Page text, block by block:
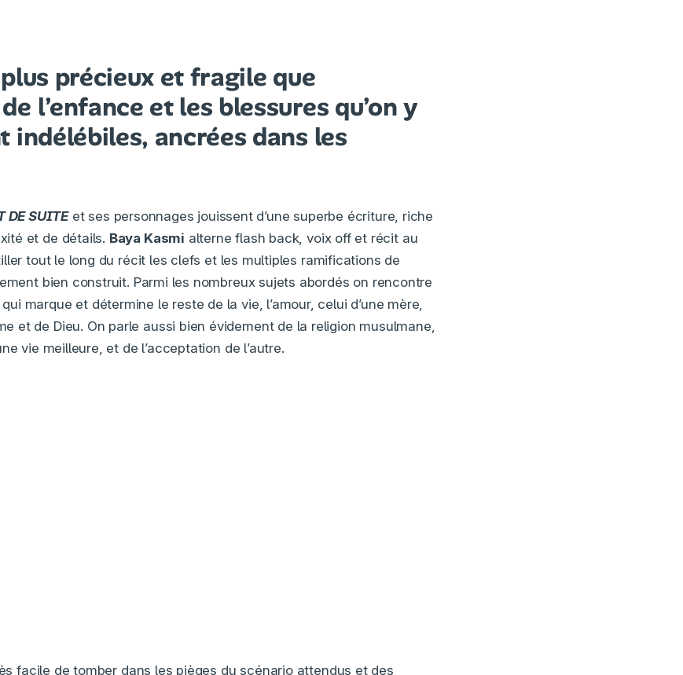
plus précieux et fragile que
l’enfance et les blessures qu’on y
indélébiles, ancrées dans les
DE SUITEet ses personnages jouissent d’une superbe écriture, riche
et de détails. Baya Kasmi alterne flash back, voix off et récit au
tout le long du récit les clefs et les multiples ramifications de
bien construit. Parmi les nombreux sujets abordés on rencontre
marque et détermine le reste de la vie, l’amour, celui d’une mère,
et de Dieu. On parle aussi bien évidement de la religion musulmane,
vie meilleure, et de l’acceptation de l’autre.
facile de tomber dans les pièges du scénario attendus et des